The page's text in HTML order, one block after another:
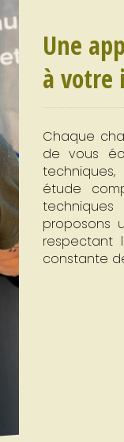
Une
à votre
Chaque
de vous
étude
proposons
respectant
constante